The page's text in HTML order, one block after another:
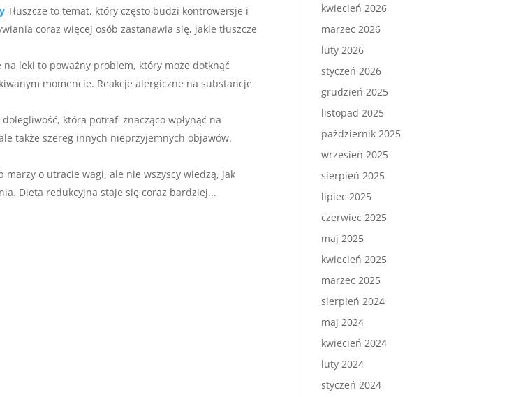
Tłuszcze to temat, który często budzi kontrowersje i
coraz więcej osób zastanawia się, jakie tłuszcze
na leki to poważny problem, który może dotknąć
momencie. Reakcje alergiczne na substancje
która potrafi znacząco wpłynąć na
także szereg innych nieprzyjemnych objawów.
marzy o utracie wagi, ale nie wszyscy wiedzą, jak
Dieta redukcyjna staje się coraz bardziej...
kwiecień 2026
marzec 2026
luty 2026
styczeń 2026
grudzień 2025
listopad 2025
październik 2025
wrzesień 2025
sierpień 2025
lipiec 2025
czerwiec 2025
maj 2025
kwiecień 2025
marzec 2025
sierpień 2024
maj 2024
kwiecień 2024
luty 2024
styczeń 2024